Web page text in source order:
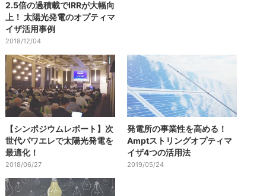
2.5倍の過積載でIRRが大幅向
上！ 太陽光発電のオプティマ
イザ活用事例
2018/12/04
【シンポジウムレポート】次
世代パワエレで太陽光発電を
最適化！
2018/06/27
発電所の事業性を高める！
Amptストリングオプティマ
イザ4つの活用法
2019/05/24